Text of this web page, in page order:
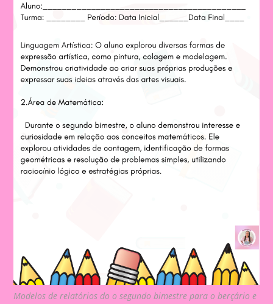
Modelos de relatórios do o segundo bimestre para o berçário e